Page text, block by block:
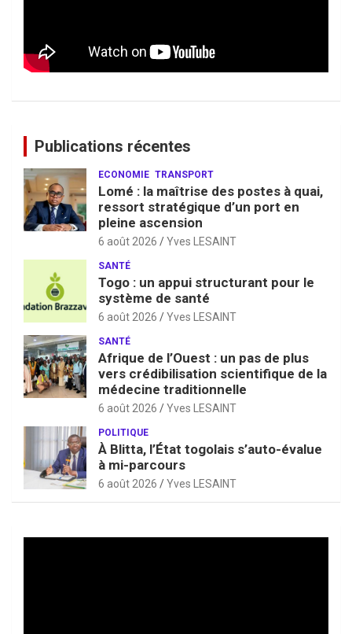
Publications récentes
ECONOMIE TRANSPORT
Lomé : la maîtrise des postes à quai,
ressort stratégique d’un port en
pleine ascension
6 août 2026 Yves LESAINT
SANTÉ
Togo : un appui structurant pour le
système de santé
6 août 2026 Yves LESAINT
SANTÉ
Afrique de l’Ouest : un pas de plus
vers crédibilisation scientifique de la
médecine traditionnelle
6 août 2026 Yves LESAINT
POLITIQUE
À Blitta, l’État togolais s’auto-évalue
à mi-parcours
6 août 2026 Yves LESAINT